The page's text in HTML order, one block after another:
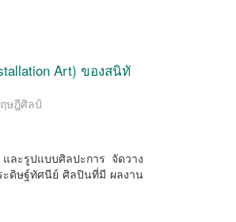
Art) ของสนิทั
ษฎีศิลป์
ละรูปแบบศิลปะการ จัดวาง
ะดิษฐ์ทัศนีย์ ศิลปินที่มี ผลงาน